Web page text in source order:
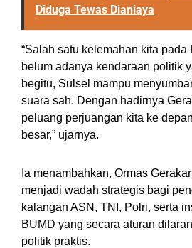
Diduga Tewas Dianiaya
“Salah satu kelemahan kita
belum adanya kendaraan politik
begitu, Sulsel mampu
suara sah. Dengan hadirnya
peluang perjuangan kita ke
besar,” ujarnya.
Ia menambahkan, Ormas
menjadi wadah strategis bagi
kalangan ASN, TNI, Polri, serta
BUMD yang secara aturan
politik praktis.